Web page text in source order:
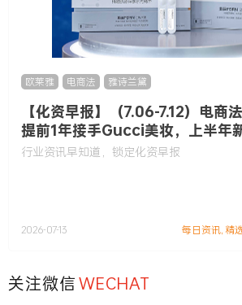
欧莱雅 电商法 雅诗兰黛
【化资早报】（7.06-7.12）电商
提前1年接手Gucci美妆，上半年
款……
行业资讯早知道，锁定化资早报
2026-07-13 每日资讯,精
关注微信WECHAT